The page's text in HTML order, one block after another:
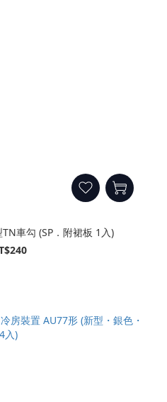
車勾 (SP．附裙板 1入)